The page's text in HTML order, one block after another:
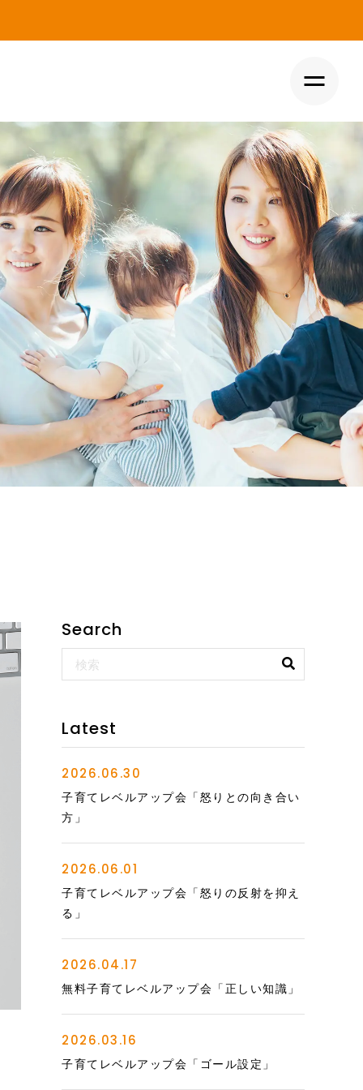
コラム
ニュース
Search
Latest
2026.06.30
子育てレベルアップ会「怒りとの向き合い
方」
2026.06.01
子育てレベルアップ会「怒りの反射を抑え
る」
2026.04.17
無料子育てレベルアップ会「正しい知識」
2026.03.16
子育てレベルアップ会「ゴール設定」